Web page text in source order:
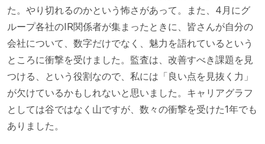
た。やり切れるのかという怖さがあって。また、4月にグ
ループ各社のIR関係者が集まったときに、皆さんが自分の
会社について、数字だけでなく、魅力を語れているという
ところに衝撃を受けました。監査は、改善すべき課題を見
つける、という役割なので、私には「良い点を見抜く力」
が欠けているかもしれないと思いました。キャリアグラフ
としては谷ではなく山ですが、数々の衝撃を受けた1年でも
ありました。